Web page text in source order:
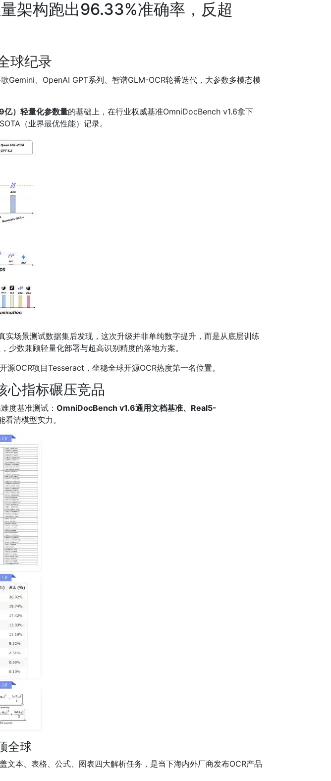
架构跑出96.33%准确率，反超
球纪录
Gemini、OpenAI GPT系列、智谱GLM-OCR轮番迭代，大参数多模态模
）轻量化参数量的基础上，在行业权威基准OmniDocBench v1.6拿下
（业界最优性能）记录。
场景测试数据集后发现，这次升级并非单纯数字提升，而是从底层训练
少数兼顾轻量化部署与超高识别精度的落地方案。
源OCR项目Tesseract，坐稳全球开源OCR热度第一名位置。
心指标碾压竞品
度基准测试： OmniDocBench v1.6通用文档基准、Real5-
清模型实力。
全球
本、表格、公式、图表四大解析任务，是当下海内外厂商发布OCR产品